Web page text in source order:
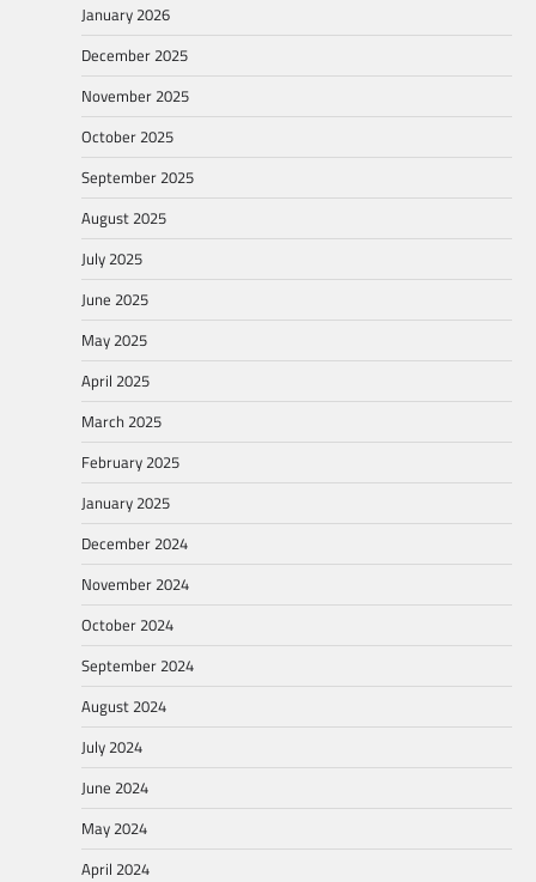
January 2026
December 2025
November 2025
October 2025
September 2025
August 2025
July 2025
June 2025
May 2025
April 2025
March 2025
February 2025
January 2025
December 2024
November 2024
October 2024
September 2024
August 2024
July 2024
June 2024
May 2024
April 2024